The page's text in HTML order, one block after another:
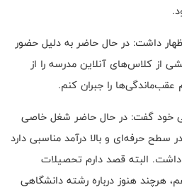
داشت: در حال حاضر به دلیل حضور
از کلاس‌های آنلاین مدرسه را از
را جبران کنم.
خود گفت: در حال حاضر شغل خاصی
سطح حرفه‌ای و بالا درآمد مناسبی دارد
البته قصد دارم تحصیلات
هرچند هنوز درباره رشته دانشگاهی